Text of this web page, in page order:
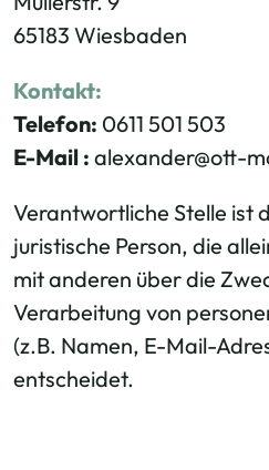
65183 Wiesbaden
Kontakt:
Telefon: 0611 501 503
E-Mail : alexander@ott-
Verantwortliche Stelle ist
juristische Person, die
mit anderen über die
Verarbeitung von
(z.B. Namen, E-Mail-
entscheidet.